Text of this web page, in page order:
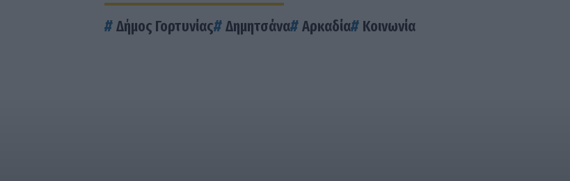
Δήμος Γορτυνίας Δημητσάνα Αρκαδία Κοινωνία